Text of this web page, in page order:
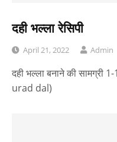
दही भल्ला रेसिपी
April 21, 2022 Admin
दही भल्ला बनाने की
urad dal)